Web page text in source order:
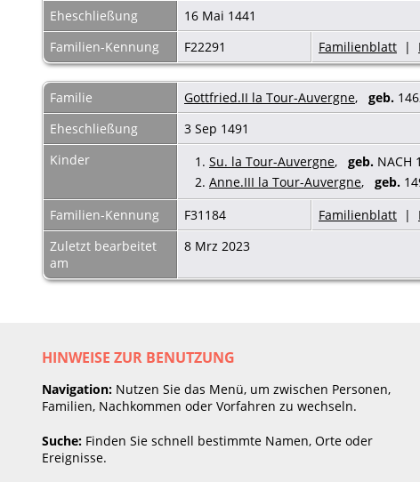
Eheschließung
16 Mai 1441
Familien-Kennung
F22291 Familienblatt |
Familie Gottfried.II la Tour-Auvergne, geb.
Eheschließung
3 Sep 1491
Kinder
1. Su. la Tour-Auvergne, geb. NACH
2. Anne.III la Tour-Auvergne, geb.
Familien-Kennung
F31184 Familienblatt |
Zuletzt bearbeitet
am
8 Mrz 2023
HINWEISE ZUR BENUTZUNG
Navigation: Nutzen Sie das Menü, um zwischen Personen,
Familien, Nachkommen oder Vorfahren zu wechseln.
Suche: Finden Sie schnell bestimmte Namen, Orte oder
Ereignisse.